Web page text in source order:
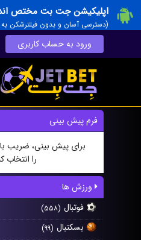
اپلیکیشن جت بت مختص
(دسترسی آسان و بدون فیلترشکن
ورود به حساب کاربری
فرم پیش بینی
برای پیش بینی، ضریب
را انتخاب
ورزش ها
فوتبال (۵۵۸)
بسکتبال (۹۹)